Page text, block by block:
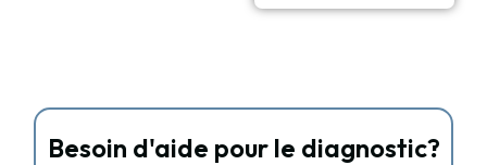
Besoin d'aide pour le diagnostic?